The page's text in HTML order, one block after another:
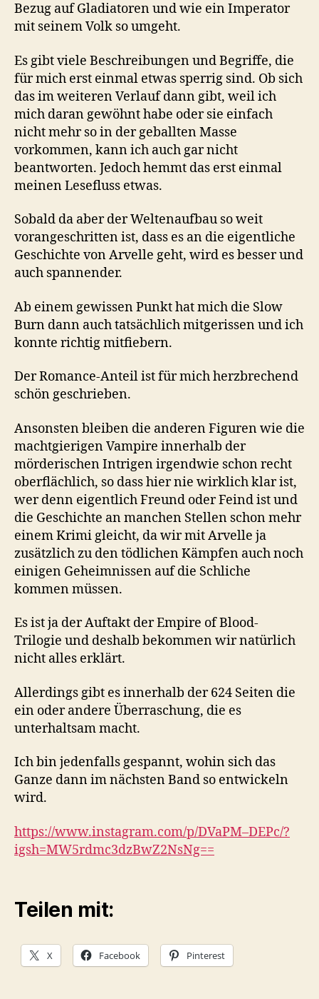
Bezug auf Gladiatoren und wie ein Imperator
mit seinem Volk so umgeht.
Es gibt viele Beschreibungen und Begriffe, die
für mich erst einmal etwas sperrig sind. Ob sich
das im weiteren Verlauf dann gibt, weil ich
mich daran gewöhnt habe oder sie einfach
nicht mehr so in der geballten Masse
vorkommen, kann ich auch gar nicht
beantworten. Jedoch hemmt das erst einmal
meinen Lesefluss etwas.
Sobald da aber der Weltenaufbau so weit
vorangeschritten ist, dass es an die eigentliche
Geschichte von Arvelle geht, wird es besser und
auch spannender.
Ab einem gewissen Punkt hat mich die Slow
Burn dann auch tatsächlich mitgerissen und ich
konnte richtig mitfiebern.
Der Romance-Anteil ist für mich herzbrechend
schön geschrieben.
Ansonsten bleiben die anderen Figuren wie die
machtgierigen Vampire innerhalb der
mörderischen Intrigen irgendwie schon recht
oberflächlich, so dass hier nie wirklich klar ist,
wer denn eigentlich Freund oder Feind ist und
die Geschichte an manchen Stellen schon mehr
einem Krimi gleicht, da wir mit Arvelle ja
zusätzlich zu den tödlichen Kämpfen auch noch
einigen Geheimnissen auf die Schliche
kommen müssen.
Es ist ja der Auftakt der Empire of Blood-
Trilogie und deshalb bekommen wir natürlich
nicht alles erklärt.
Allerdings gibt es innerhalb der 624 Seiten die
ein oder andere Überraschung, die es
unterhaltsam macht.
Ich bin jedenfalls gespannt, wohin sich das
Ganze dann im nächsten Band so entwickeln
wird.
https://www.instagram.com/p/DVaPM–DEPc/?
igsh=MW5rdmc3dzBwZ2NsNg==
Teilen mit:
X Facebook Pinterest